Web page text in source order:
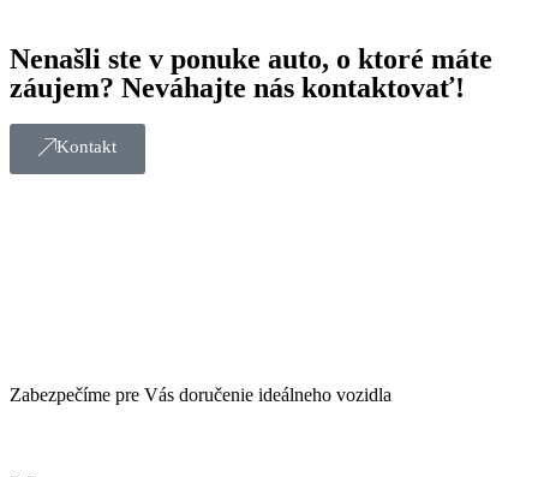
Nenašli ste v ponuke auto, o ktoré máte
záujem? Neváhajte nás kontaktovať!
Kontakt
Zabezpečíme pre Vás doručenie ideálneho vozidla